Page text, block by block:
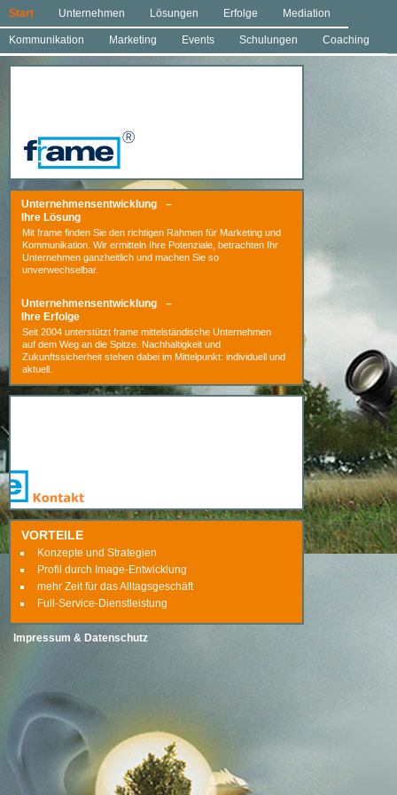
Start Unternehmen Lösungen Erfolge Mediation
Kommunikation Marketing Events Schulungen Coaching
Unternehmensentwicklung –
Ihre Lösung
Mit frame finden Sie den richtigen Rahmen für Marketing und
Kommunikation. Wir ermitteln Ihre Potenziale, betrachten Ihr
Unternehmen ganzheitlich und machen Sie so
unverwechselbar.
Unternehmensentwicklung –
Ihre Erfolge
Seit 2004 unterstützt frame mittelständische Unternehmen
auf dem Weg an die Spitze. Nachhaltigkeit und
Zukunftssicherheit stehen dabei im Mittelpunkt: individuell und
aktuell.
VORTEILE
Konzepte und Strategien
Profil durch Image-Entwicklung
mehr Zeit für das Alltagsgeschäft
Full-Service-Dienstleistung
Impressum & Datenschutz